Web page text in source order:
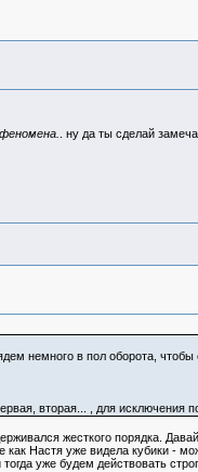
. ну да ты сделай
немного в пол оборота,
вторая... , для исключения
жесткого порядка.
Настя уже видела кубики -
уже будем действовать